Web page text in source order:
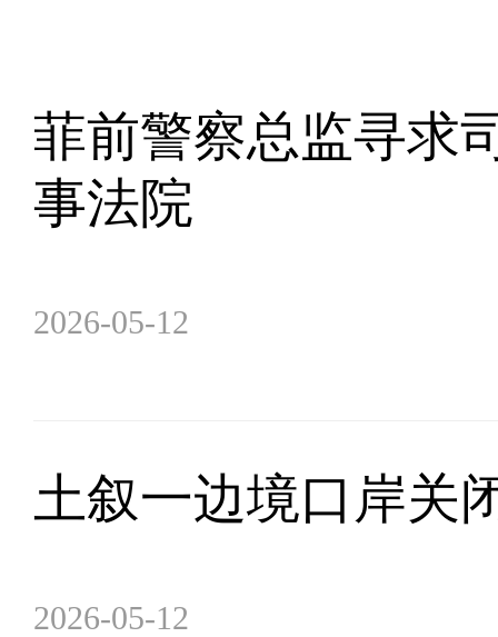
菲前警察总监寻求
事法院
2026-05-12
土叙一边境口岸关
2026-05-12